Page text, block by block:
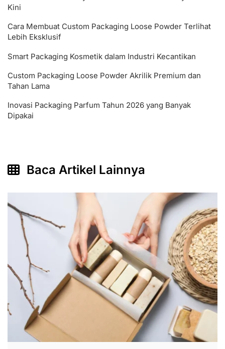
Kini
Cara Membuat Custom Packaging Loose Powder Terlihat
Lebih Eksklusif
Smart Packaging Kosmetik dalam Industri Kecantikan
Custom Packaging Loose Powder Akrilik Premium dan
Tahan Lama
Inovasi Packaging Parfum Tahun 2026 yang Banyak
Dipakai
Baca Artikel Lainnya